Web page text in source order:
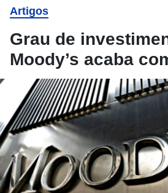
Artigos
Grau de
Moody’s acaba